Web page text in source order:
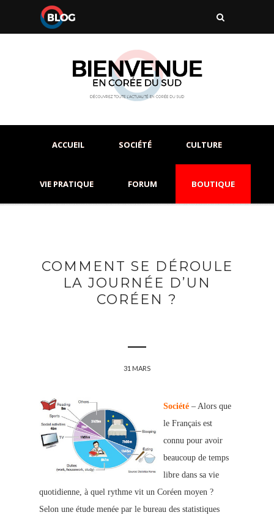
ACCUEIL SOCIÉTÉ CULTURE
VIE PRATIQUE FORUM BOUTIQUE
COMMENT SE DÉROULE
LA JOURNÉE D’UN
CORÉEN ?
31 MARS
Société – Alors que
le Français est
connu pour avoir
beaucoup de temps
libre dans sa vie
quotidienne, à quel rythme vit un Coréen moyen ?
Selon une étude menée par le bureau des statistiques